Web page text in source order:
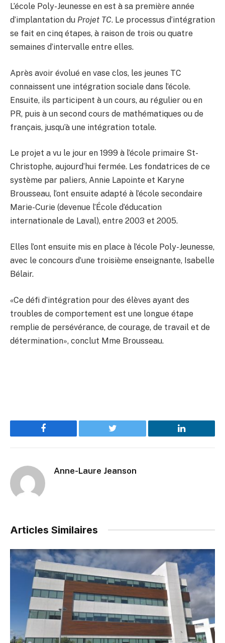
L’école Poly-Jeunesse en est à sa première année
d’implantation du Projet TC. Le processus d’intégration
se fait en cinq étapes, à raison de trois ou quatre
semaines d’intervalle entre elles.
Après avoir évolué en vase clos, les jeunes TC
connaissent une intégration sociale dans l’école.
Ensuite, ils participent à un cours, au régulier ou en
PR, puis à un second cours de mathématiques ou de
français, jusqu’à une intégration totale.
Le projet a vu le jour en 1999 à l’école primaire St-
Christophe, aujourd’hui fermée. Les fondatrices de ce
système par paliers, Annie Lapointe et Karyne
Brousseau, l’ont ensuite adapté à l’école secondaire
Marie-Curie (devenue l’École d’éducation
internationale de Laval), entre 2003 et 2005.
Elles l’ont ensuite mis en place à l’école Poly-Jeunesse,
avec le concours d’une troisième enseignante, Isabelle
Bélair.
«Ce défi d’intégration pour des élèves ayant des
troubles de comportement est une longue étape
remplie de persévérance, de courage, de travail et de
détermination», conclut Mme Brousseau.
Facebook Twitter LinkedIn
Anne-Laure Jeanson
Articles Similaires